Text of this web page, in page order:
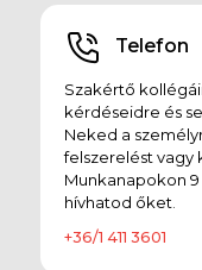
Telefon
Szakértő
kérdéseidre és
Neked a
felszerelést vagy
Munkanapokon 9
hívhatod őket.
+36/1 411 3601